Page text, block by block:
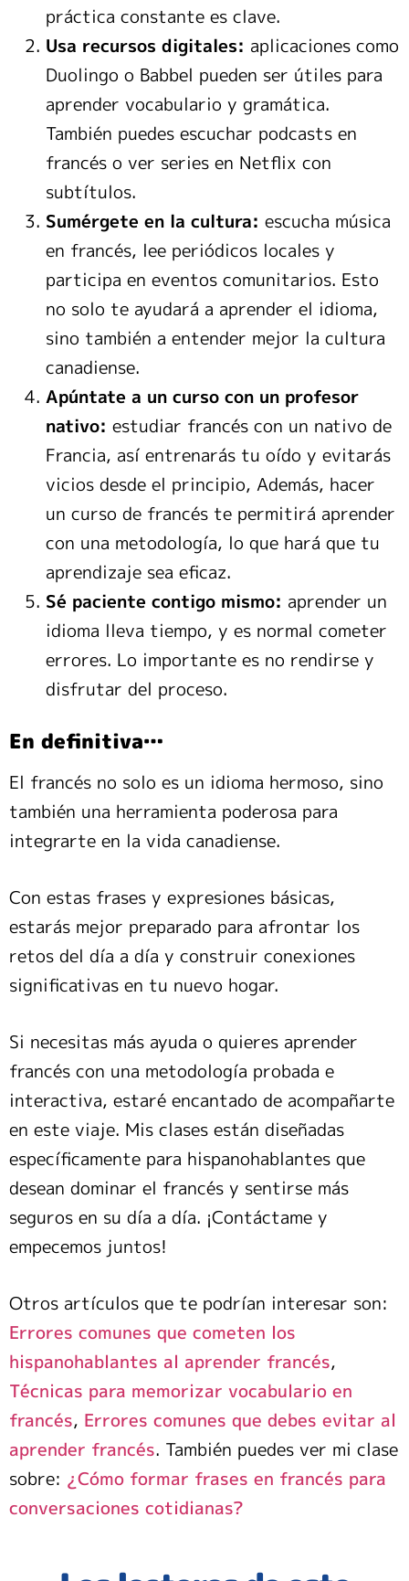
práctica constante es clave.
Usa recursos digitales: aplicaciones como
Duolingo o Babbel pueden ser útiles para
aprender vocabulario y gramática.
También puedes escuchar podcasts en
francés o ver series en Netflix con
subtítulos.
Sumérgete en la cultura: escucha música
en francés, lee periódicos locales y
participa en eventos comunitarios. Esto
no solo te ayudará a aprender el idioma,
sino también a entender mejor la cultura
canadiense.
Apúntate a un curso con un profesor
nativo: estudiar francés con un nativo de
Francia, así entrenarás tu oído y evitarás
vicios desde el principio, Además, hacer
un curso de francés te permitirá aprender
con una metodología, lo que hará que tu
aprendizaje sea eficaz.
Sé paciente contigo mismo: aprender un
idioma lleva tiempo, y es normal cometer
errores. Lo importante es no rendirse y
disfrutar del proceso.
En definitiva…
El francés no solo es un idioma hermoso, sino
también una herramienta poderosa para
integrarte en la vida canadiense.
Con estas frases y expresiones básicas,
estarás mejor preparado para afrontar los
retos del día a día y construir conexiones
significativas en tu nuevo hogar.
Si necesitas más ayuda o quieres aprender
francés con una metodología probada e
interactiva, estaré encantado de acompañarte
en este viaje. Mis clases están diseñadas
específicamente para hispanohablantes que
desean dominar el francés y sentirse más
seguros en su día a día. ¡Contáctame y
empecemos juntos!
Otros artículos que te podrían interesar son:
Errores comunes que cometen los
hispanohablantes al aprender francés,
Técnicas para memorizar vocabulario en
francés, Errores comunes que debes evitar al
aprender francés. También puedes ver mi clase
sobre: ¿Cómo formar frases en francés para
conversaciones cotidianas?